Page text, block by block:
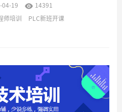
04-19  14391
师培训
PLC新班开课